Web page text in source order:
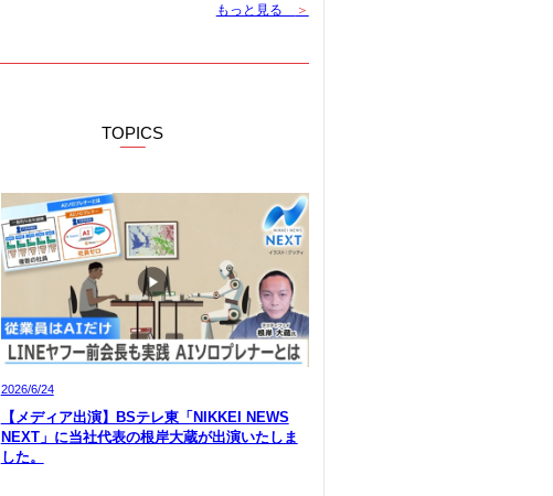
もっと見る ＞
TOPICS
2026/6/24
【メディア出演】BSテレ東「NIKKEI NEWS
NEXT」に当社代表の根岸大蔵が出演いたしま
した。